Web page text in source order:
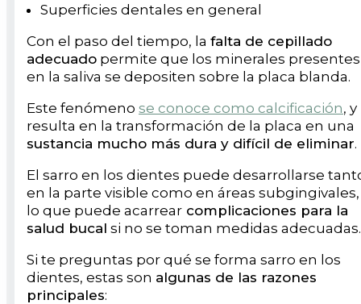
Superficies dentales en general
Con el paso del tiempo, la falta de cepillado
adecuado permite que los minerales presentes
en la saliva se depositen sobre la placa blanda.
Este fenómeno se conoce como calcificación, y
resulta en la transformación de la placa en una
sustancia mucho más dura y difícil de eliminar.
El sarro en los dientes puede desarrollarse
en la parte visible como en áreas subgingivales,
lo que puede acarrear complicaciones para la
salud bucal si no se toman medidas adecuadas.
Si te preguntas por qué se forma sarro en los
dientes, estas son algunas de las razones
principales: